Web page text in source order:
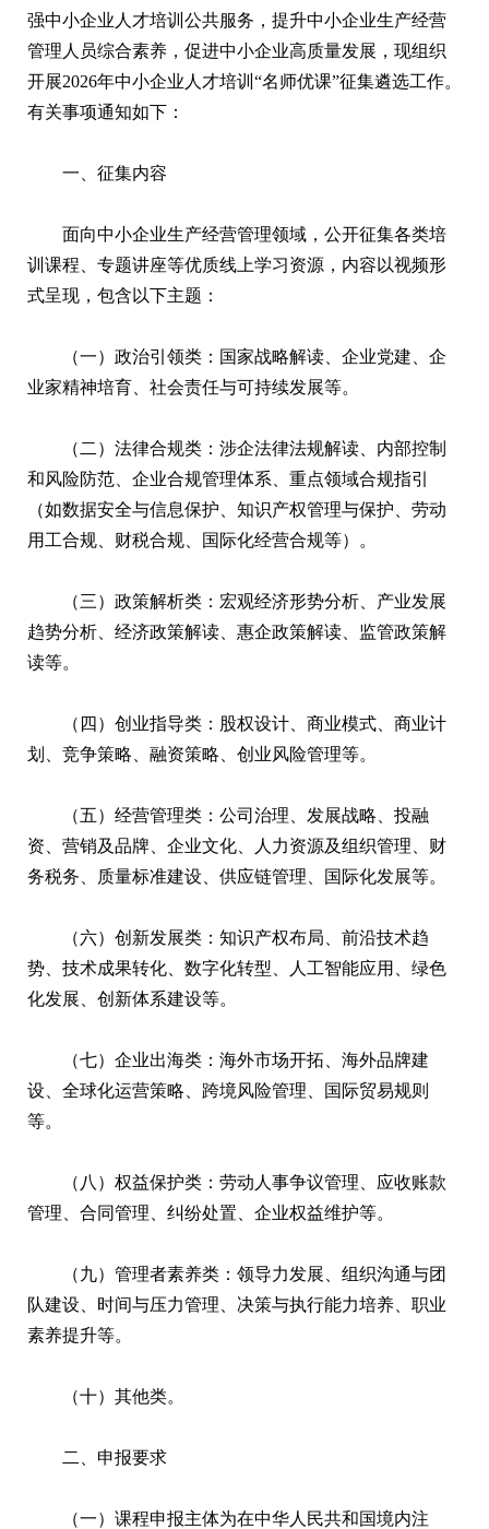
强中小企业人才培训公共服务，提升中小企业生产经营
管理人员综合素养，促进中小企业高质量发展，现组织
开展2026年中小企业人才培训“名师优课”征集遴选工作。
有关事项通知如下：
一、征集内容
面向中小企业生产经营管理领域，公开征集各类培
训课程、专题讲座等优质线上学习资源，内容以视频形
式呈现，包含以下主题：
（一）政治引领类：国家战略解读、企业党建、企
业家精神培育、社会责任与可持续发展等。
（二）法律合规类：涉企法律法规解读、内部控制
和风险防范、企业合规管理体系、重点领域合规指引
（如数据安全与信息保护、知识产权管理与保护、劳动
用工合规、财税合规、国际化经营合规等）。
（三）政策解析类：宏观经济形势分析、产业发展
趋势分析、经济政策解读、惠企政策解读、监管政策解
读等。
（四）创业指导类：股权设计、商业模式、商业计
划、竞争策略、融资策略、创业风险管理等。
（五）经营管理类：公司治理、发展战略、投融
资、营销及品牌、企业文化、人力资源及组织管理、财
务税务、质量标准建设、供应链管理、国际化发展等。
（六）创新发展类：知识产权布局、前沿技术趋
势、技术成果转化、数字化转型、人工智能应用、绿色
化发展、创新体系建设等。
（七）企业出海类：海外市场开拓、海外品牌建
设、全球化运营策略、跨境风险管理、国际贸易规则
等。
（八）权益保护类：劳动人事争议管理、应收账款
管理、合同管理、纠纷处置、企业权益维护等。
（九）管理者素养类：领导力发展、组织沟通与团
队建设、时间与压力管理、决策与执行能力培养、职业
素养提升等。
（十）其他类。
二、申报要求
（一）课程申报主体为在中华人民共和国境内注